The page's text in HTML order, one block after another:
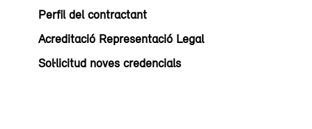
Perfil del contractant
Acreditació Representació Legal
Sol·licitud noves credencials